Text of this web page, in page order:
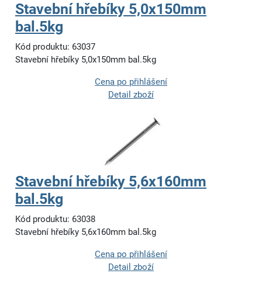
Stavební hřebíky 5,0x150mm
bal.5kg
Kód produktu: 63037
Stavební hřebíky 5,0x150mm bal.5kg
Cena po přihlášení
Detail zboží
Stavební hřebíky 5,6x160mm
bal.5kg
Kód produktu: 63038
Stavební hřebíky 5,6x160mm bal.5kg
Cena po přihlášení
Detail zboží